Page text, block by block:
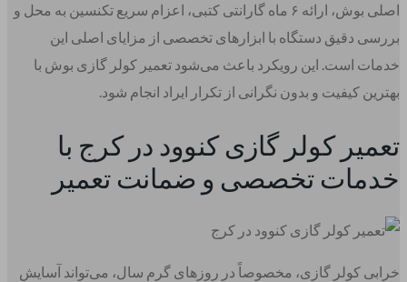
اصلی بوش، ارائه ۶ ماه گارانتی کتبی، اعزام سریع تکنسین به محل و
بررسی دقیق دستگاه با ابزارهای تخصصی از مزایای اصلی این
خدمات است. این رویکرد باعث می‌شود تعمیر کولر گازی بوش با
بهترین کیفیت و بدون نگرانی از تکرار ایراد انجام شود.
تعمیر کولر گازی کنوود در کرج با
خدمات تخصصی و ضمانت تعمیر
خرابی کولر گازی، مخصوصاً در روزهای گرم سال، می‌تواند آسایش